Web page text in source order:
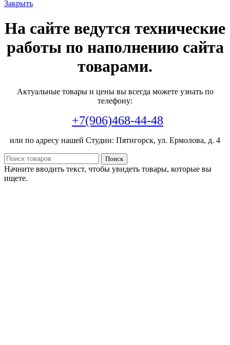
Закрыть
На сайте ведутся технические
работы по наполнению сайта
товарами.
Актуальные товары и цены вы всегда можете узнать по
телефону:
+7(906)468-44-48
или по адресу нашей Студии: Пятигорск, ул. Ермолова, д. 4
Поиск
Начните вводить текст, чтобы увидеть товары, которые вы
ищете.